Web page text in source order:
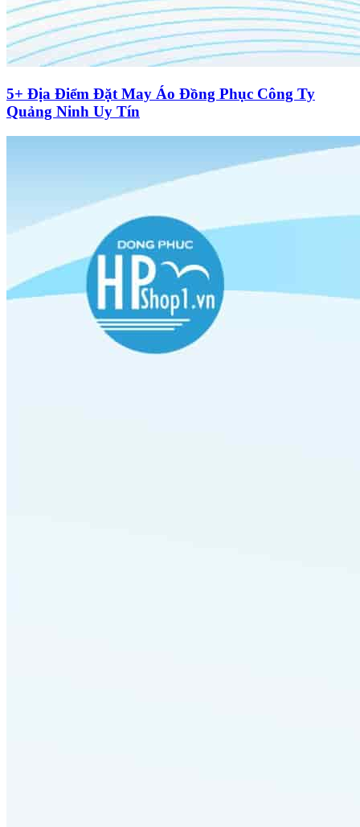
5+ Địa Điểm Đặt May Áo Đồng Phục Công Ty
Quảng Ninh Uy Tín